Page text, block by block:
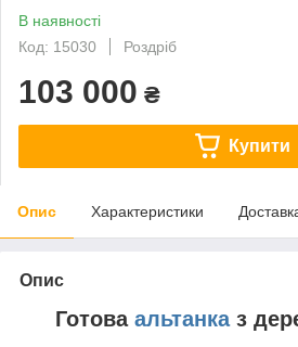
В наявності
Код: 15030
Роздріб
103 000 ₴
Купити
Опис Характеристики
Опис
Готова альтанказ